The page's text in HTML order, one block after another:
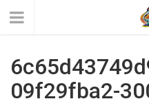
09f29fba2-